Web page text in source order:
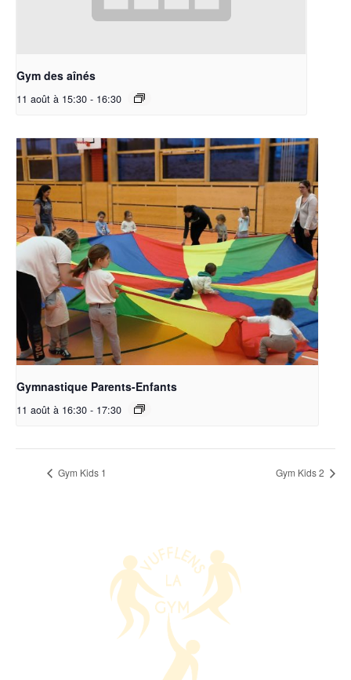
Gym des aînés
11 août à 15:30 - 16:30
Gymnastique Parents-Enfants
11 août à 16:30 - 17:30
Gym Kids 1 Gym Kids 2